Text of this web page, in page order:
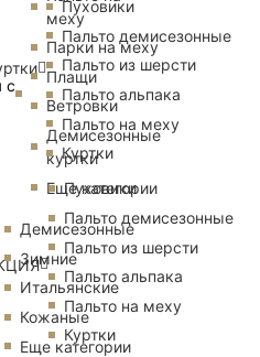
с
меху
Парки на меху
Плащи
Ветровки
Демисезонные
куртки
Еще категории
Демисезонные
Зимние
Итальянские
Кожаные
Еще категории
Пуховики
Пальто демисезонные
Пальто из шерсти
Пальто альпака
Пальто на меху
Куртки
Пуховики
Пальто демисезонные
Пальто из шерсти
Пальто альпака
Пальто на меху
Куртки